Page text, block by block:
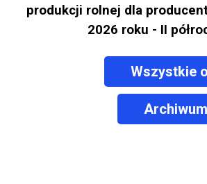
produkcji rolnej dla
2026 roku - II
Wszystkie